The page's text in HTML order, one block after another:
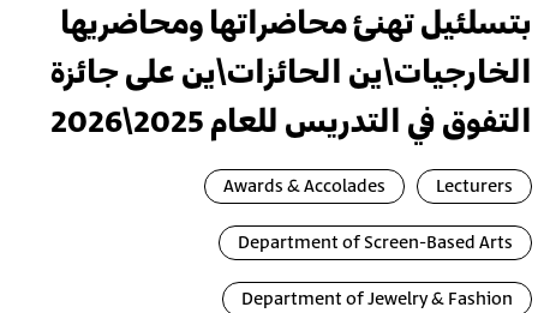
بتسلئيل تهنئ محاضراتها ومحاضريها
الخارجيات\ين الحائزات\ين على جائزة
التفوق في التدريس للعام 2025\2026
Lecturers
Awards & Accolades
Department of Screen-Based Arts
Department of Jewelry & Fashion